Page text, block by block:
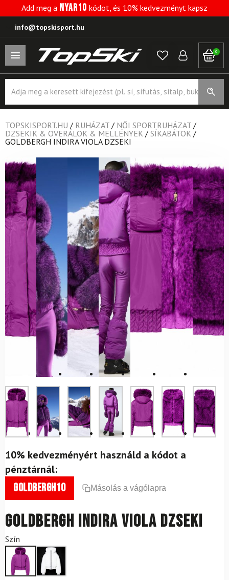
Add meg a NYAR10 kódot, és 10% kedvezményt kapsz
info@topskisport.hu
0
search
TOPSKISPORT.HU / RUHÁZAT / NŐI SPORTRUHÁZAT /
DZSEKIK & OVERÁLOK & MELLÉNYEK / SÍKABÁTOK /
GOLDBERGH INDIRA VIOLA DZSEKI
10% kedvezményért használd a kódot a
pénztárnál:
goldbergh10 Másolás a vágólapra
GOLDBERGH Indira Viola dzseki
Szín